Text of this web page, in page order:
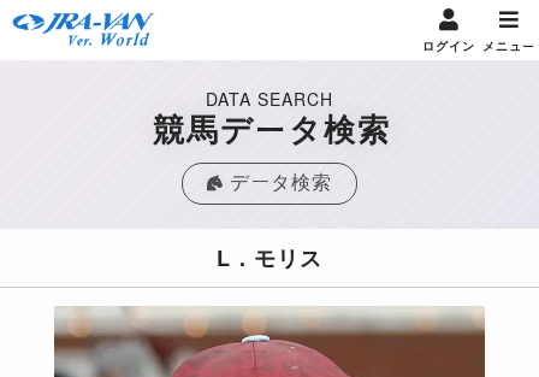
ログイン メニュー
DATA SEARCH
競馬データ検索
データ検索
L．モリス